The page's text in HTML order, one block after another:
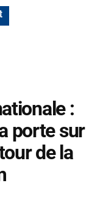
:
porte sur
de la